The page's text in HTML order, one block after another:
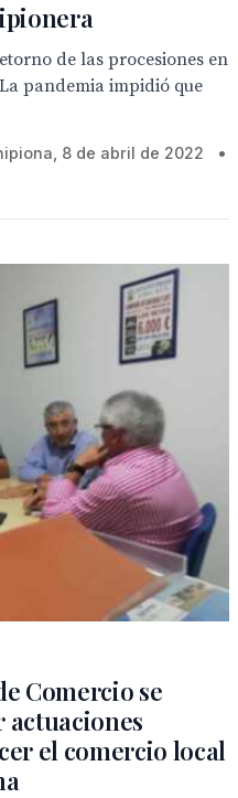
de las procesiones en
pandemia impidió que
8 de abril de 2022
•
Comercio se
el comercio local